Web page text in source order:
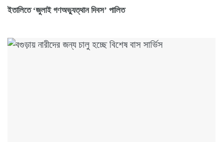
ইতালিতে ‘জুলাই গণঅভ্যুত্থান দিবস’ পালিত